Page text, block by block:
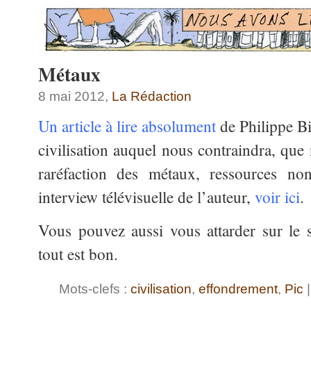
Métaux
8 mai 2012, La Rédaction
Un article à lire absolumentde Philippe
civilisation auquel nous contraindra,
raréfaction des métaux, ressources
interview télévisuelle de l’auteur, voir ici.
Vous pouvez aussi vous attarder sur
tout est bon.
Mots-clefs : civilisation, effondrement, Pic